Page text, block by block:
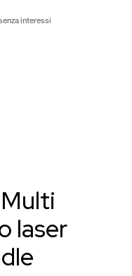
interessi
laser